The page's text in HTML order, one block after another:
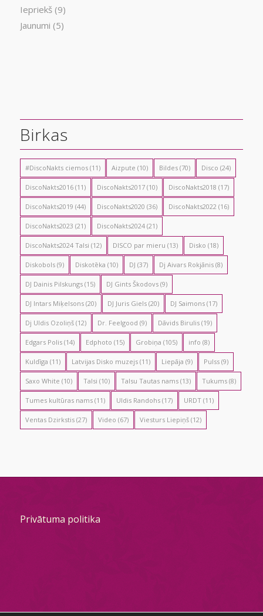
Iepriekš(9)
Jaunumi (5)
Birkas
#DiscoNakts ciemos(11) Aizpute (10) Bildes(70) Disco (24)
DiscoNakts2016(11) DiscoNakts2017(10) DiscoNakts2018 (17)
DiscoNakts2019 (44) DiscoNakts2020 (36) DiscoNakts2022 (16)
DiscoNakts2023 (21) DiscoNakts2024(21)
DiscoNakts2024 Talsi (12) DISCO par mieru (13) Disko (18)
Diskobols(9) Diskotēka (10) DJ (37) Dj Aivars Rokjānis(8)
DJ Dainis Pilskungs(15) DJ Gints Škodovs(9)
DJ Intars Miķelsons(20) DJ Juris Giels(20) DJ Saimons(17)
Dj Uldis Ozoliņš(12) Dr. Feelgood (9) Dāvids Birulis(19)
Edgars Polis(14) Edphoto (15) Grobiņa (105) info (8)
Kuldīga (11) Latvijas Disko muzejs(11) Liepāja (9) Pulss(9)
Saxo White (10) Talsi (10) Talsu Tautas nams(13) Tukums(8)
Tumes kultūras nams(11) Uldis Randohs(17) URDT(11)
Ventas Dzirkstis(27) Video (67) Viesturs Liepiņš(12)
Privātuma politika